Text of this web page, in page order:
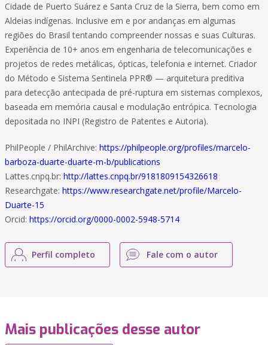
Cidade de Puerto Suárez e Santa Cruz de la Sierra, bem como em
Aldeias indígenas. Inclusive em e por andanças em algumas
regiões do Brasil tentando compreender nossas e suas Culturas.
Experiência de 10+ anos em engenharia de telecomunicações e
projetos de redes metálicas, ópticas, telefonia e internet. Criador
do Método e Sistema Sentinela PPR® — arquitetura preditiva
para detecção antecipada de pré-ruptura em sistemas complexos,
baseada em memória causal e modulação entrópica. Tecnologia
depositada no INPI (Registro de Patentes e Autoria).
PhilPeople / PhilArchive: https://philpeople.org/profiles/marcelo-
barboza-duarte-duarte-m-b/publications
Lattes.cnpq.br: http://lattes.cnpq.br/9181809154326618
Researchgate: https://www.researchgate.net/profile/Marcelo-
Duarte-15
Orcid: https://orcid.org/0000-0002-5948-5714
Perfil completo Fale com o autor
Mais publicações desse autor